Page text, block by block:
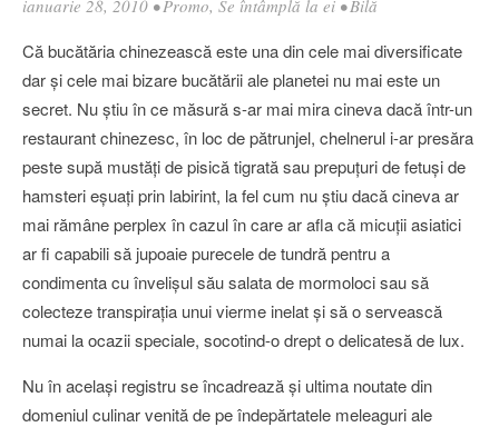
ianuarie 28, 2010 •Promo, Se întâmplă la ei •Bilă
Că bucătăria chinezească este una din cele mai diversificate
dar şi cele mai bizare bucătării ale planetei nu mai este un
secret. Nu ştiu în ce măsură s-ar mai mira cineva dacă într-un
restaurant chinezesc, în loc de pătrunjel, chelnerul i-ar presăra
peste supă mustăţi de pisică tigrată sau prepuţuri de fetuşi de
hamsteri eşuaţi prin labirint, la fel cum nu ştiu dacă cineva ar
mai rămâne perplex în cazul în care ar afla că micuţii asiatici
ar fi capabili să jupoaie purecele de tundră pentru a
condimenta cu învelişul său salata de mormoloci sau să
colecteze transpiraţia unui vierme inelat şi să o servească
numai la ocazii speciale, socotind-o drept o delicatesă de lux.
Nu în acelaşi registru se încadrează şi ultima noutate din
domeniul culinar venită de pe îndepărtatele meleaguri ale